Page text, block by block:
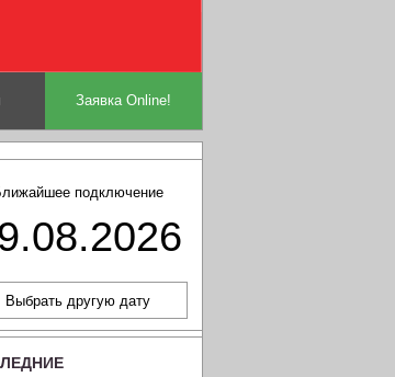
Заявка Online!
подключение